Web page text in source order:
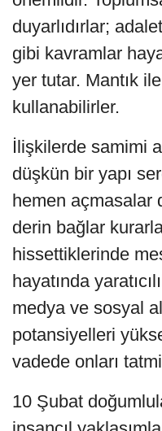
duyarlıdırlar;
gibi kavramlar
yer tutar. Mantık
kullanabilirler.
İlişkilerde samimi
düşkün bir yapı
hemen açmasalar
derin bağlar
hissettiklerinde
hayatında
medya ve sosyal
potansiyelleri
vadede onları
10 Şubat